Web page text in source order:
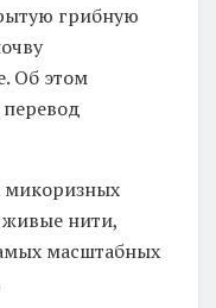
грибную
Об этом
микоризных
нити,
масштабных